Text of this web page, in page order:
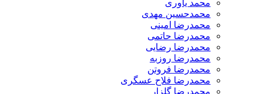
محمد یاوری
محمدحسین مهدی
محمدرضا امینی
محمدرضا حاتمی
محمدرضا رضایی
محمدرضا روزبه
محمدرضا فروتن
محمدرضا فلاح عسگری
محمدرضا گلزار